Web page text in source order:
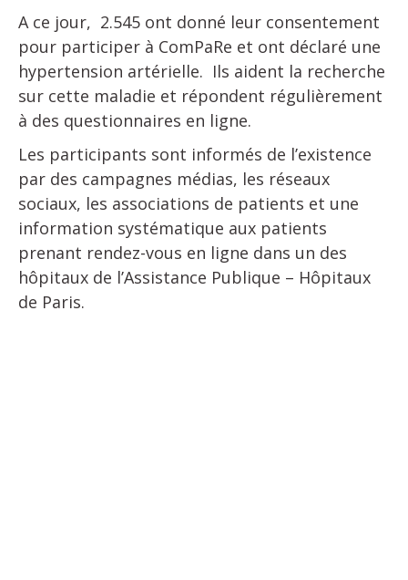
A ce jour, 2.545 ont donné leur consentement
pour participer à ComPaRe et ont déclaré une
hypertension artérielle. Ils aident la recherche
sur cette maladie et répondent régulièrement
à des questionnaires en ligne.
Les participants sont informés de l’existence
par des campagnes médias, les réseaux
sociaux, les associations de patients et une
information systématique aux patients
prenant rendez-vous en ligne dans un des
hôpitaux de l’Assistance Publique – Hôpitaux
de Paris.